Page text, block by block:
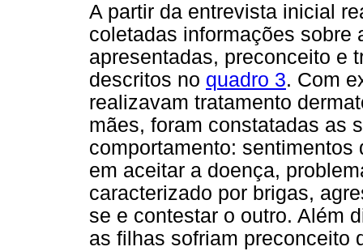
A partir da entrevista inicial
coletadas informações sobre
apresentadas, preconceito e
descritos no quadro 3. Com
realizavam tratamento
mães, foram constatadas as
comportamento:
em aceitar a doença,
caracterizado por brigas,
se e contestar o outro. Além
as filhas sofriam preconceito